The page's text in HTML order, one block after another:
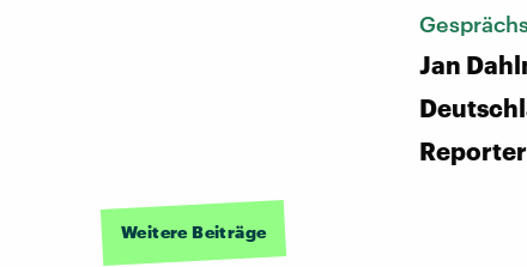
Jan
Reporter
Weitere Beiträge